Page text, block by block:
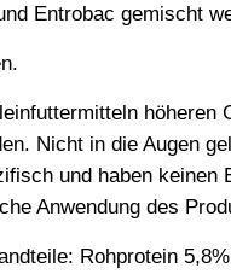
Entrobac gemischt
höheren
Nicht in die Augen
und haben
Anwendung des
Rohprotein